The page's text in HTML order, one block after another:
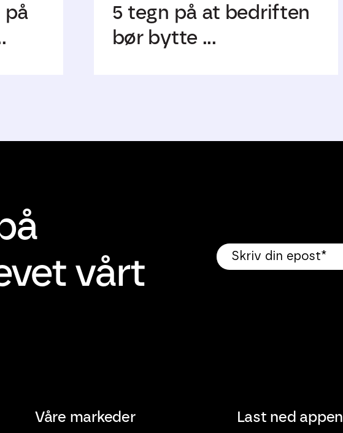
på
5 tegn på at bedriften
bør bytte ...
vårt
Våre markeder Last ned appen